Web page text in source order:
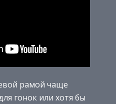
рамой чаще
гонок или хотя бы